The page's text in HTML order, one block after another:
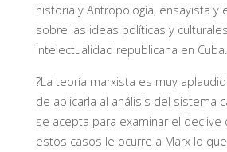
historia y Antropología, ensayista y
sobre las ideas políticas y
intelectualidad republicana en Cuba.
?La teoría marxista es muy
de aplicarla al análisis del sistema
se acepta para examinar el declive
estos casos le ocurre a Marx lo